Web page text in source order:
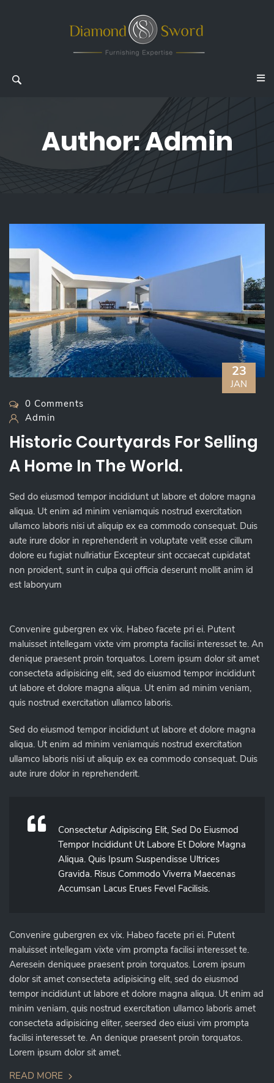
Author:Admin
23
JAN
0 Comments
Admin
Historic Courtyards For Selling
A Home In The World.
Sed do eiusmod tempor incididunt ut labore et dolore magna
aliqua. Ut enim ad minim veniamquis nostrud exercitation
ullamco laboris nisi ut aliquip ex ea commodo consequat. Duis
aute irure dolor in reprehenderit in voluptate velit esse cillum
dolore eu fugiat nullriatiur Excepteur sint occaecat cupidatat
non proident, sunt in culpa qui officia deserunt mollit anim id
est laboryum
Convenire gubergren ex vix. Habeo facete pri ei. Putent
maluisset intellegam vixte vim prompta facilisi interesset te. An
denique praesent proin torquatos. Lorem ipsum dolor sit amet
consecteta adipisicing elit, sed do eiusmod tempor incididunt
ut labore et dolore magna aliqua. Ut enim ad minim veniam,
quis nostrud exercitation ullamco laboris.
Sed do eiusmod tempor incididunt ut labore et dolore magna
aliqua. Ut enim ad minim veniamquis nostrud exercitation
ullamco laboris nisi ut aliquip ex ea commodo consequat. Duis
aute irure dolor in reprehenderit.
Consectetur Adipiscing Elit, Sed Do Eiusmod
Tempor Incididunt Ut Labore Et Dolore Magna
Aliqua. Quis Ipsum Suspendisse Ultrices
Gravida. Risus Commodo Viverra Maecenas
Accumsan Lacus Erues Fevel Facilisis.
Convenire gubergren ex vix. Habeo facete pri ei. Putent
maluisset intellegam vixte vim prompta facilisi interesset te.
Aeresein deniquee praesent proin torquatos. Lorem ipsum
dolor sit amet consecteta adipisicing elit, sed do eiusmod
tempor incididunt ut labore et dolore magna aliqua. Ut enim ad
minim veniam, quis nostrud exercitation ullamco laboris amet
consecteta adipisicing eliter, seersed deo eiusi vim prompta
facilisi interesset te. An denique praesent proin torquatos.
Lorem ipsum dolor sit amet.
READ MORE